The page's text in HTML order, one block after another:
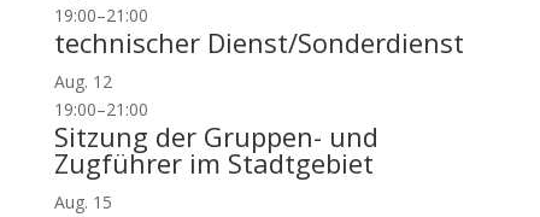
19:00–21:00
technischer Dienst/Sonderdienst
Aug. 12
19:00–21:00
Sitzung der Gruppen- und
Zugführer im Stadtgebiet
Aug. 15